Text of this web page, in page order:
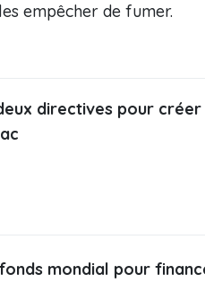
empêcher de fumer.
directives pour
mondial pour